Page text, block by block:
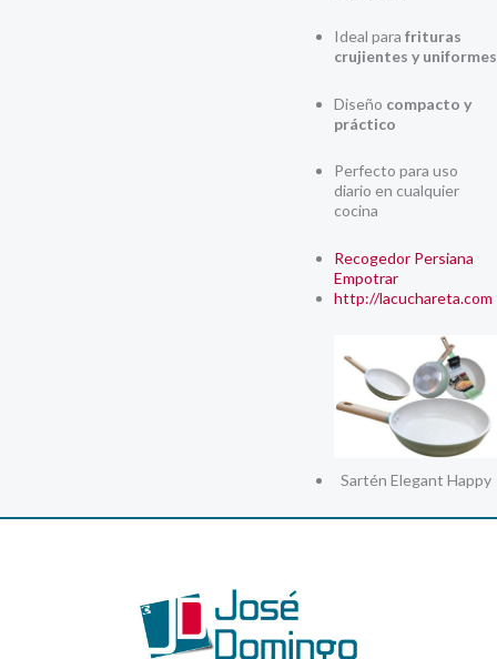
Ideal para frituras
crujientes y uniformes
Diseño compacto y
práctico
Perfecto para uso
diario en cualquier
cocina
Recogedor Persiana
Empotrar
http://lacuchareta.com
Sartén Elegant Happy